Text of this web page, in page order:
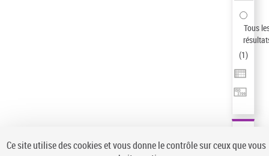
Tous
(1)
Ce site utilise des cookies et vous donne le contrôle sur ceux que vous